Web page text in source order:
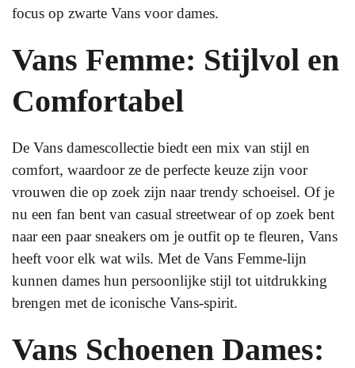
focus op zwarte Vans voor dames.
Vans Femme: Stijlvol en
Comfortabel
De Vans damescollectie biedt een mix van stijl en
comfort, waardoor ze de perfecte keuze zijn voor
vrouwen die op zoek zijn naar trendy schoeisel. Of je
nu een fan bent van casual streetwear of op zoek bent
naar een paar sneakers om je outfit op te fleuren, Vans
heeft voor elk wat wils. Met de Vans Femme-lijn
kunnen dames hun persoonlijke stijl tot uitdrukking
brengen met de iconische Vans-spirit.
Vans Schoenen Dames: